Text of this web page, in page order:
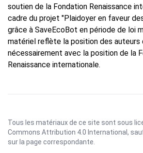
soutien de la Fondation Renaissance
cadre du projet "Plaidoyer en faveur
grâce à SaveEcoBot en période de loi
matériel reflète la position des auteurs
nécessairement avec la position de la
Renaissance internationale.
Tous les matériaux de ce site sont sous
Commons Attribution 4.0 International ,
sur la page correspondante.